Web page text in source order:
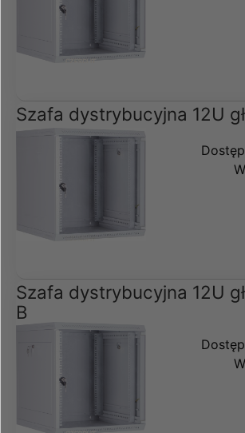
Szafa dystrybucyjna 12U
Szafa dystrybucyjna 12U
B